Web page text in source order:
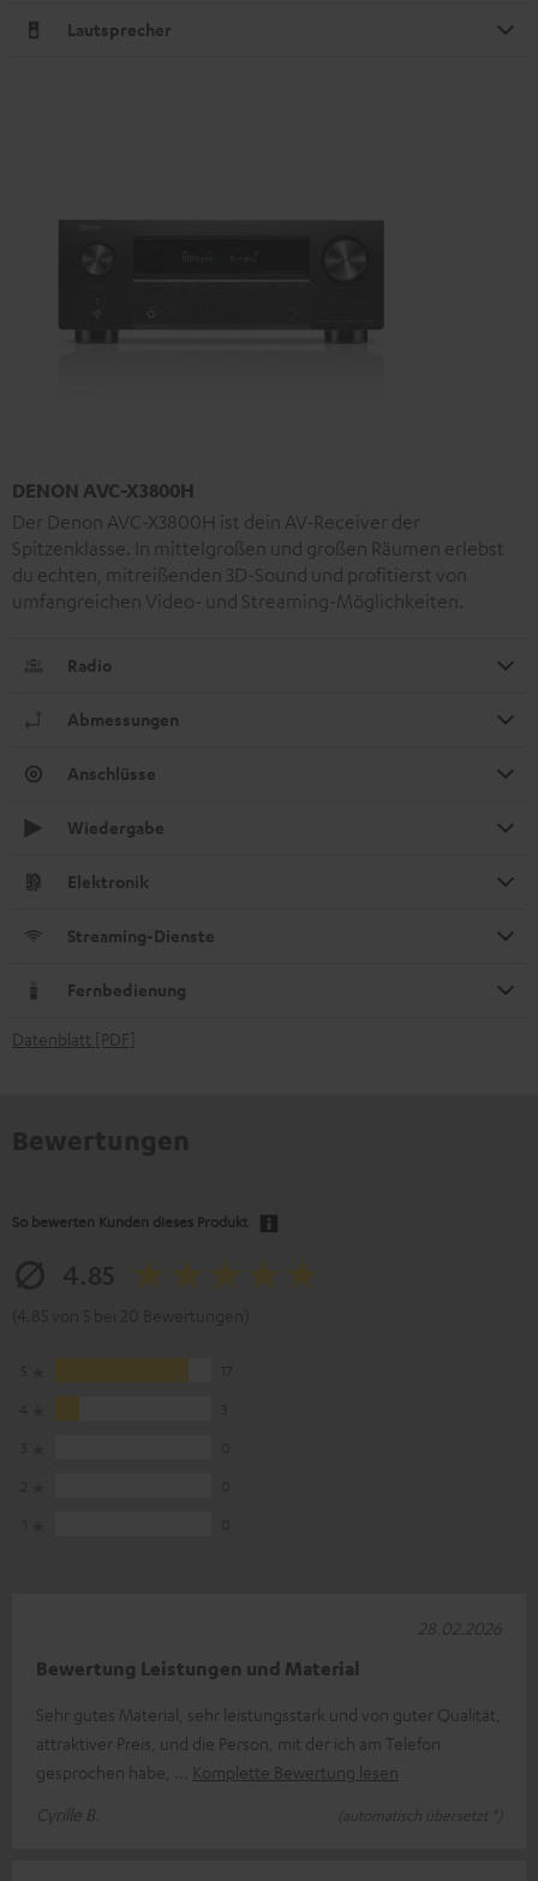
Lautsprecher
DENON AVC-X3800H
Der Denon AVC-X3800H ist dein AV-Receiver der
Spitzenklasse. In mittelgroßen und großen Räumen erlebst
du echten, mitreißenden 3D-Sound und profitierst von
umfangreichen Video- und Streaming-Möglichkeiten.
Radio
Abmessungen
Anschlüsse
Wiedergabe
Elektronik
Streaming-Dienste
Fernbedienung
Datenblatt [PDF]
So bewerten Kunden dieses Produkt
Bewertung Leistungen und Material
Sehr gutes Material, sehr leistungsstark und von guter Qualität,
attraktiver Preis, und die Person, mit der ich am Telefon
gesprochen habe,
Komplette Bewertung lesen
Cyrille B.
(automatisch übersetzt *)
28.02.2026